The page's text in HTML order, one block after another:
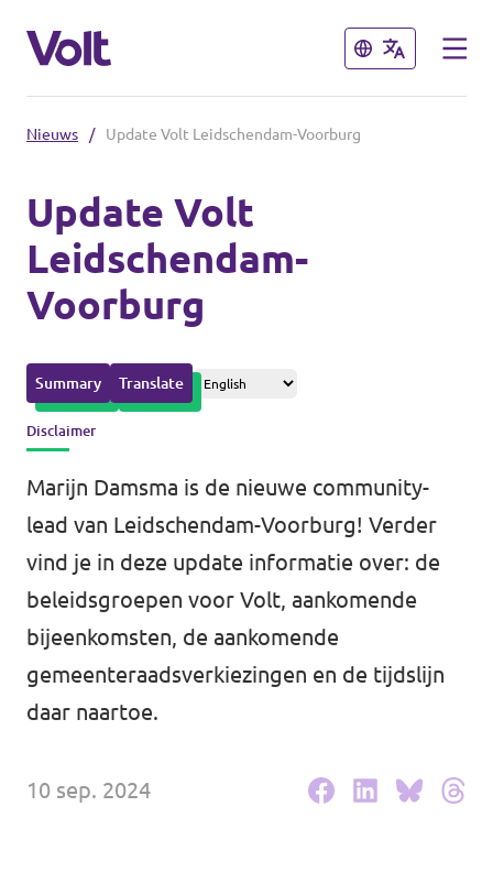
Sluiten
Overzicht fracties en communities
Fracties
Zuid-Holland
Delft
Rotterdam
Communities
Delft
Den Haag
Gouda
Leidschendam-Voorburg
Sluiten
Standpunten
Over Volt
Mensen
Agenda
Nieuws / Update Volt Leidschendam-Voorburg
Update Volt
Leidschendam-
Voorburg
Summary Translate
Disclaimer
Marijn Damsma is de nieuwe community-
lead van Leidschendam-Voorburg! Verder
vind je in deze update informatie over: de
beleidsgroepen voor Volt, aankomende
bijeenkomsten, de aankomende
gemeenteraadsverkiezingen en de tijdslijn
daar naartoe.
10 sep. 2024